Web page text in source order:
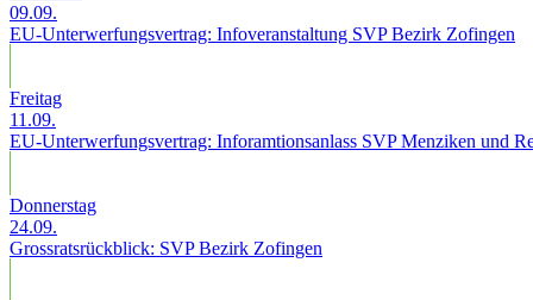
09.09.
EU-Unterwerfungsvertrag: Infoveranstaltung SVP Bezirk Zofingen
Freitag
11.09.
EU-Unterwerfungsvertrag: Inforamtionsanlass SVP Menziken und
Donnerstag
24.09.
Grossratsrückblick: SVP Bezirk Zofingen